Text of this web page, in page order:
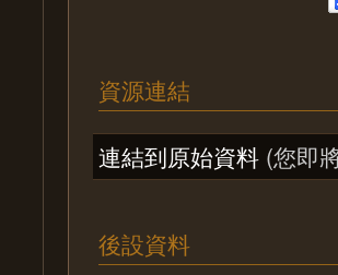
資源連結
連結到原始資料 (您即
後設資料